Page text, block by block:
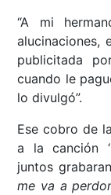
“A mi
alucinaciones,
publicitada
cuando le
lo divulgó”.
Ese cobro de
a la canción
juntos
me va a